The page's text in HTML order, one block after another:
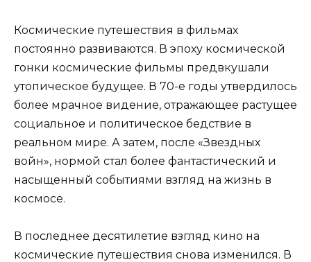
Космические путешествия в фильмах
постоянно развиваются. В эпоху космической
гонки космические фильмы предвкушали
утопическое будущее. В 70-е годы утвердилось
более мрачное видение, отражающее растущее
социальное и политическое бедствие в
реальном мире. А затем, после «Звездных
войн», нормой стал более фантастический и
насыщенный событиями взгляд на жизнь в
космосе.
В последнее десятилетие взгляд кино на
космические путешествия снова изменился. В